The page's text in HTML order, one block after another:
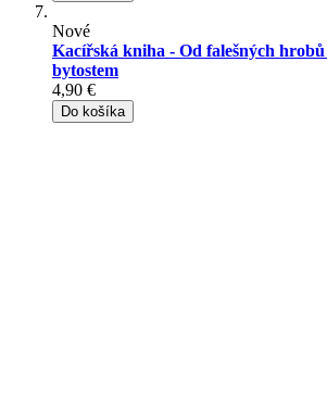
Nové
Kacířská kniha - Od falešných
bytostem
4,90 €
Do košíka